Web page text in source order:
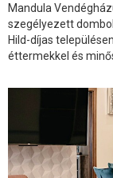
Mandula
szegélyezett
Hild-díjas
éttermekkel és